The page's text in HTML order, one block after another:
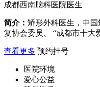
成都西南脑科医院医生
简介： 矫形外科医生，中
复协会委员、 “成都市十大
查看更多 预约挂号
医院环境
爱心公益